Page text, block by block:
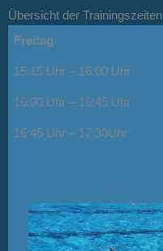
Übersicht der Trainingszeiten
Freitag
15:15 Uhr – 16:00 Uhr
16:00 Uhr – 16:45 Uhr
16:45 Uhr – 17:30Uhr